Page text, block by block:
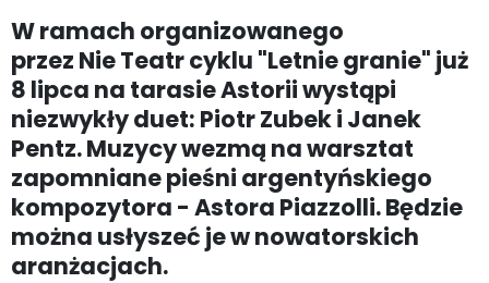
W ramach organizowanego
przez Nie Teatr cyklu "Letnie granie" już
8 lipca na tarasie Astorii wystąpi
niezwykły duet: Piotr Zubek i Janek
Pentz. Muzycy wezmą na warsztat
zapomniane pieśni argentyńskiego
kompozytora - Astora Piazzolli. Będzie
można usłyszeć je w nowatorskich
aranżacjach.